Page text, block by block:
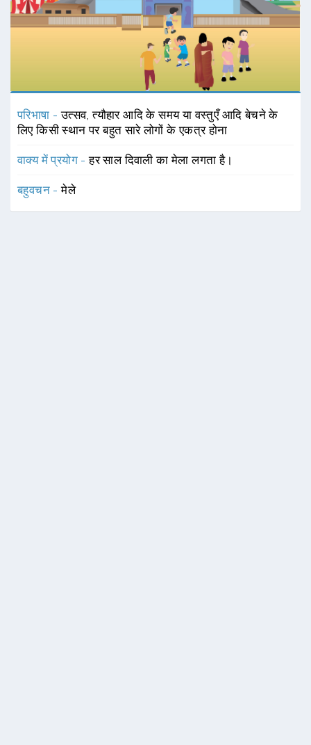
परिभाषा -उत्सव, त्यौहार आदि के समय या वस्तुएँ आदि बेचने के
लिए किसी स्थान पर बहुत सारे लोगों के एकत्र होना
वाक्य में प्रयोग -हर साल दिवाली का मेला लगता है।
बहुवचन -मेले